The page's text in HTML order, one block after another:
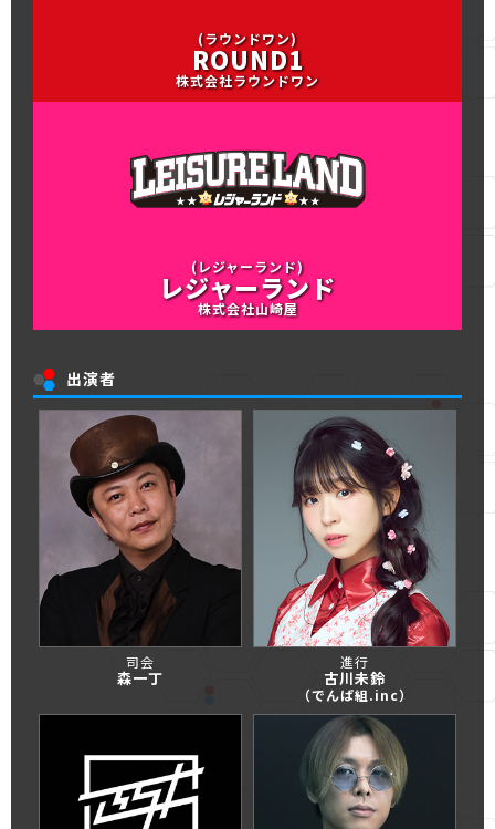
(ラウンドワン)
ROUND1
株式会社ラウンドワン
(レジャーランド)
レジャーランド
株式会社山崎屋
出演者
司会
森一丁
進行
古川未鈴
（でんぱ組.inc）